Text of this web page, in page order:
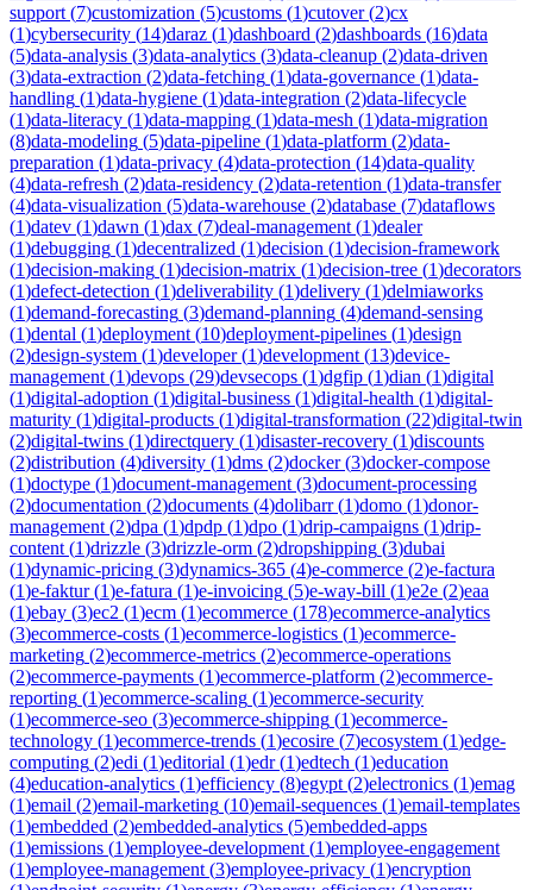
support (7)customization (5)customs (1)cutover(2)cx
(1)cybersecurity (14)daraz (1)dashboard (2)dashboards (16)data
(5)data-analysis (3)data-analytics (3)data-cleanup (2)data-driven
(3)data-extraction (2)data-fetching (1)data-governance (1)data-
handling (1)data-hygiene (1)data-integration (2)data-lifecycle
(1)data-literacy (1)data-mapping (1)data-mesh (1)data-migration
(8)data-modeling (5)data-pipeline (1)data-platform (2)data-
preparation (1)data-privacy (4)data-protection (14)data-quality
(4)data-refresh (2)data-residency (2)data-retention (1)data-transfer
(4)data-visualization (5)data-warehouse (2)database (7)dataflows
(1)datev (1)dawn (1)dax (7)deal-management (1)dealer
(1)debugging (1)decentralized (1)decision (1)decision-framework
(1)decision-making (1)decision-matrix (1)decision-tree (1)decorators
(1)defect-detection (1)deliverability (1)delivery (1)delmiaworks
(1)demand-forecasting (3)demand-planning (4)demand-sensing
(1)dental (1)deployment (10)deployment-pipelines (1)design
(2)design-system (1)developer(1)development (13)device-
management (1)devops (29)devsecops (1)dgfip (1)dian (1)digital
(1)digital-adoption (1)digital-business (1)digital-health (1)digital-
maturity (1)digital-products (1)digital-transformation (22)digital-twin
(2)digital-twins (1)directquery (1)disaster-recovery (1)discounts
(2)distribution (4)diversity (1)dms (2)docker(3)docker-compose
(1)doctype (1)document-management (3)document-processing
(2)documentation (2)documents (4)dolibarr(1)domo (1)donor-
management (2)dpa (1)dpdp (1)dpo (1)drip-campaigns (1)drip-
content (1)drizzle (3)drizzle-orm (2)dropshipping (3)dubai
(1)dynamic-pricing (3)dynamics-365 (4)e-commerce (2)e-factura
(1)e-faktur(1)e-fatura (1)e-invoicing (5)e-way-bill (1)e2e (2)eaa
(1)ebay (3)ec2 (1)ecm (1)ecommerce (178)ecommerce-analytics
(3)ecommerce-costs (1)ecommerce-logistics (1)ecommerce-
marketing (2)ecommerce-metrics (2)ecommerce-operations
(2)ecommerce-payments (1)ecommerce-platform (2)ecommerce-
reporting (1)ecommerce-scaling (1)ecommerce-security
(1)ecommerce-seo (3)ecommerce-shipping (1)ecommerce-
technology (1)ecommerce-trends (1)ecosire (7)ecosystem (1)edge-
computing (2)edi (1)editorial (1)edr(1)edtech (1)education
(4)education-analytics (1)efficiency (8)egypt (2)electronics (1)emag
(1)email (2)email-marketing (10)email-sequences (1)email-templates
(1)embedded (2)embedded-analytics (5)embedded-apps
(1)emissions (1)employee-development (1)employee-engagement
(1)employee-management (3)employee-privacy (1)encryption